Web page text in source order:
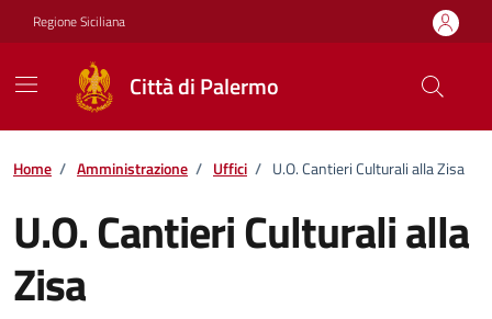
Vai ai contenuti
Vai al footer
Regione Siciliana
Città di Palermo
Home / Amministrazione / Uffici / U.O. Cantieri Culturali alla Zisa
U.O. Cantieri Culturali alla
Zisa